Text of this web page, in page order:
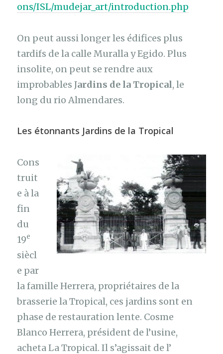
ons/ISL/mudejar_art/introduction.php
On peut aussi longer les édifices plus
tardifs de la calle Muralla y Egido. Plus
insolite, on peut se rendre aux
improbables Jardins de la Tropical, le
long du rio Almendares.
Les étonnants Jardins de la Tropical
Cons
truit
e à la
fin
du
19e
siècl
e par
la famille Herrera, propriétaires de la
brasserie la Tropical, ces jardins sont en
phase de restauration lente. Cosme
Blanco Herrera, président de l’usine,
acheta La Tropical. Il s’agissait de l’